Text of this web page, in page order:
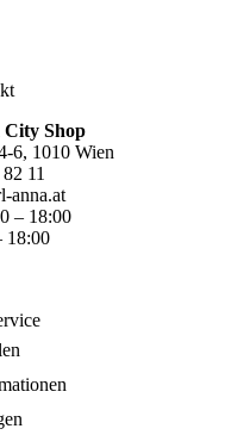
Shop
6, 1010 Wien
11
anna.at
– 18:00
18:00